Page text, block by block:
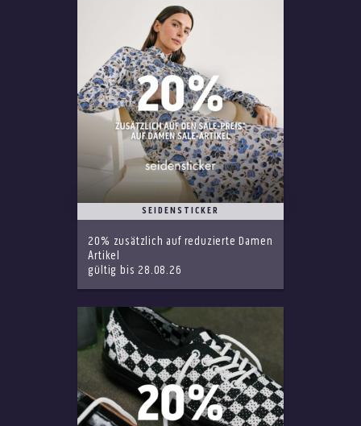
SEIDENSTICKER
20% zusätzlich auf reduzierte Damen
Artikel
gültig bis 28.08.26